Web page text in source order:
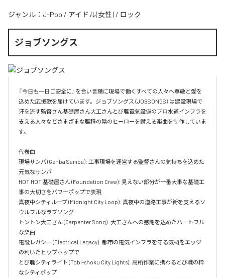
ジャンル： J-Pop / アイドル(女性) / ロック
ジョブソングス
『今日も一日ご安全に』を合い言葉に現場で働くすべての人々へ尊敬と愛を
込めた応援歌を届けています。ジョブソングス（JOBSONGS）は建設現場で
汗を流す監督さん基礎屋さん大工さんとび職電気設備のプロ水道インフラを
支える人々などさまざまな職種の陰のヒーローを讃える楽曲を制作していま
す。
代表曲
現場サンバ (Genba Samba): 工事現場を運営する監督さんの気持ちを込めた
元気なサンバ
HOT HOT 基礎屋さん (Foundation Crew): 見えない部分が一番大事な基礎工
事の大切さをパワーポップで表現
真夜中シティループ (Midnight City Loop): 真夜中の道路工事が街を支えるソ
ウルフルなラブソング
トントン大工さん (Carpenter Song): 大工さんへの感謝を込めたハートフル
な楽曲
電設レガシー (Electrical Legacy): 都市の電気インフラを守る気概をエッジ
の利いたヒップホップで
とび職シティライト (Tobi-shoku City Lights): 高所作業に携わるとび職の粋
なシティポップ